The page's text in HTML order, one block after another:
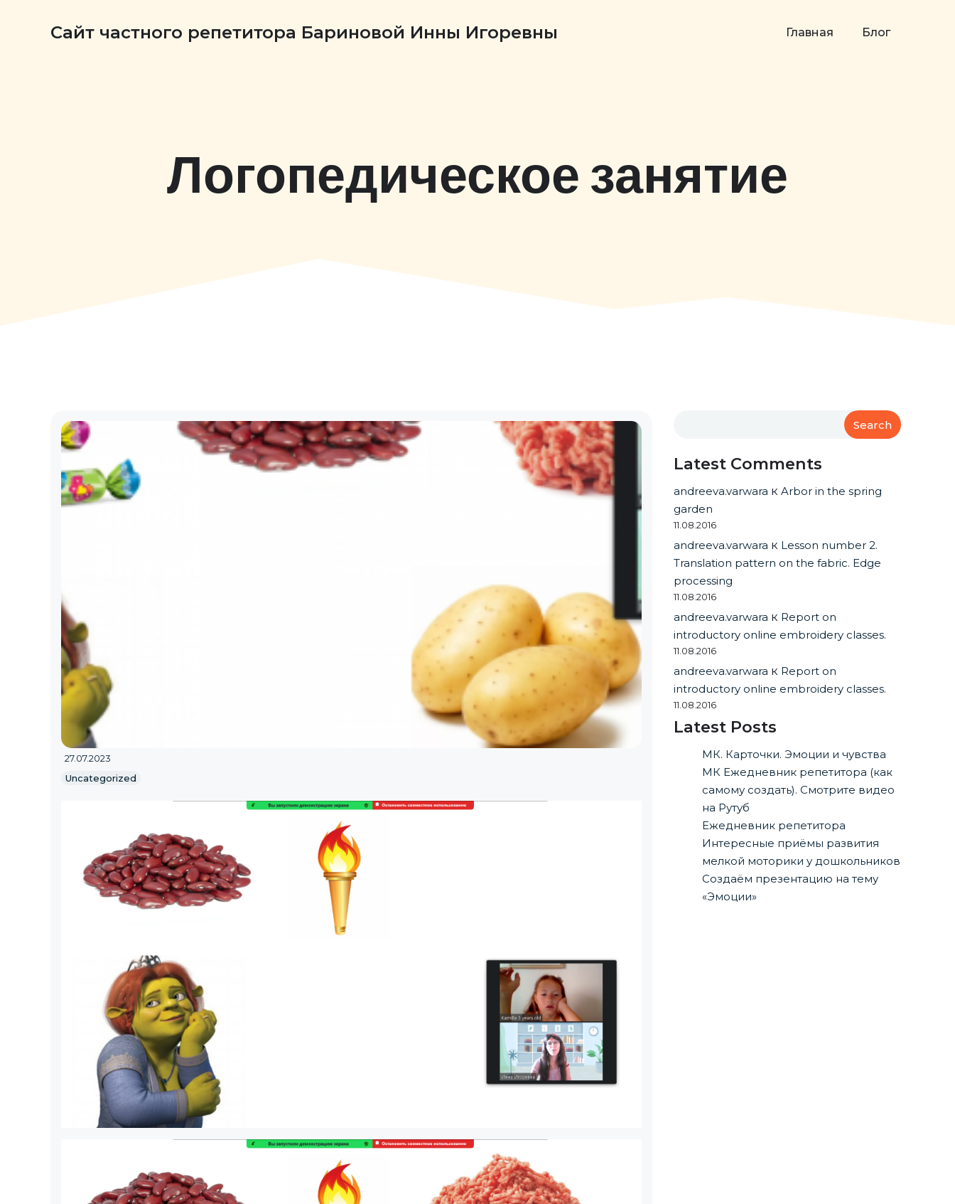
Сайт частного репетитора Бариновой Инны Игоревны Главная Блог
Логопедическое занятие
27.07.2023
Uncategorized
Search
Latest Comments
andreeva.varwara кArbor in the spring
garden
11.08.2016
andreeva.varwara к Lesson number 2.
Translation pattern on the fabric. Edge
processing
11.08.2016
andreeva.varwara к Report on
introductory online embroidery classes.
11.08.2016
andreeva.varwara к Report on
introductory online embroidery classes.
11.08.2016
Latest Posts
МК. Карточки. Эмоции и чувства
МК Ежедневник репетитора (как
самому создать). Смотрите видео
на Рутуб
Ежедневник репетитора
Интересные приёмы развития
мелкой моторики у дошкольников
Создаём презентацию на тему
«Эмоции»